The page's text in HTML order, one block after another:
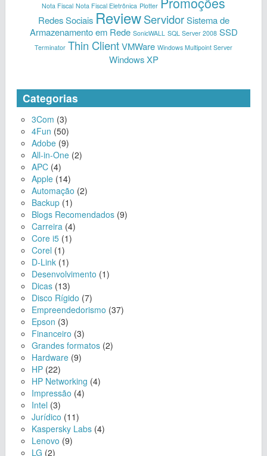
Nota Fiscal Nota Fiscal Eletrônica Plotter
Redes Sociais Review Servidor Sistema de
Armazenamento em Rede SonicWALL SQL Server 2008 SSD
Terminator Thin ClientVMWare Windows Multipoint Server
Windows XP
Categorias
3Com (3)
4Fun (50)
Adobe (9)
All-in-One (2)
APC (4)
Apple (14)
Automação (2)
Backup (1)
Blogs Recomendados (9)
Carreira (4)
Core i5 (1)
Corel (1)
D-Link (1)
Desenvolvimento (1)
Dicas (13)
Disco Rígido (7)
Empreendedorismo (37)
Epson (3)
Financeiro (3)
Grandes formatos (2)
Hardware (9)
HP (22)
HP Networking (4)
Impressão (4)
Intel (3)
Jurídico (11)
Kaspersky Labs (4)
Lenovo (9)
LG (2)